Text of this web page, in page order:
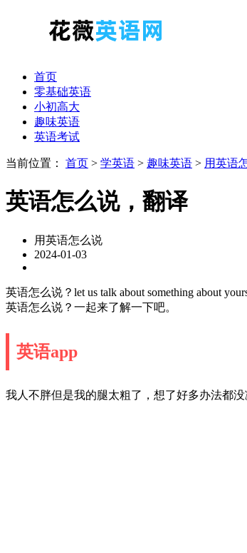
首页
零基础英语
小初高大
趣味英语
英语考试
当前位置： 首页 > 学英语 > 趣味英语 > 用英语
英语怎么说，翻译
用英语怎么说
2024-01-03
英语怎么说？let us talk about something about
英语怎么说？一起来了解一下吧。
英语app
我人不胖但是我的腿太粗了，想了好多办法都